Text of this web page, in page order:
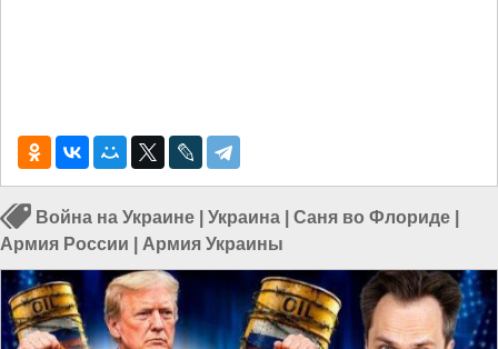
Война на Украине Украина Саня во Флориде
Армия России
Армия Украины